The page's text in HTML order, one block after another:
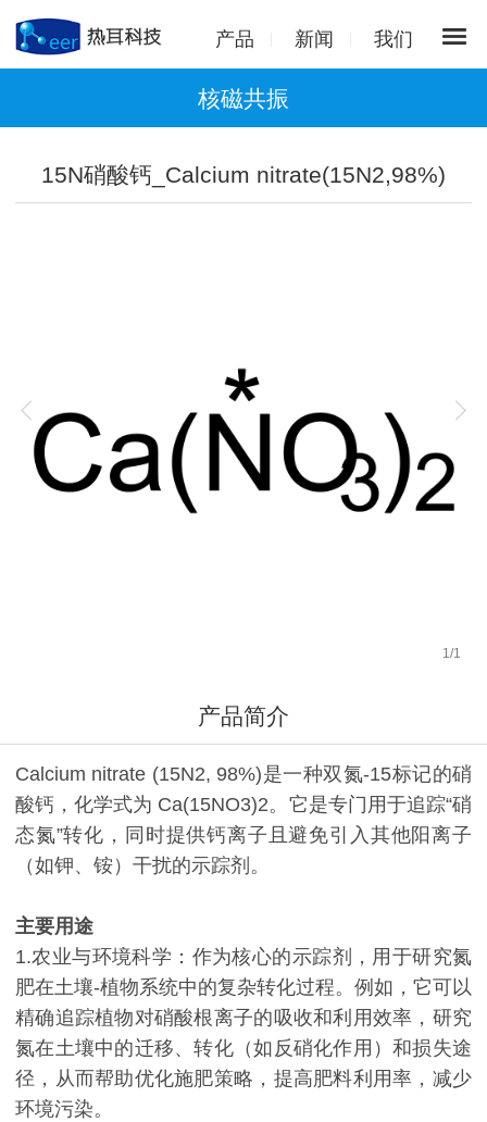
产品 新闻 我们
核磁共振
15N硝酸钙_Calcium nitrate(15N2,98%)
1 /1
产品简介
Calcium nitrate (15N2, 98%)是一种双氮-15标记的硝
酸钙，化学式为 Ca(15NO3)2。它是专门用于追踪“硝
态氮”转化，同时提供钙离子且避免引入其他阳离子
（如钾、铵）干扰的示踪剂。
主要用途
1.农业与环境科学：作为核心的示踪剂，用于研究氮
肥在土壤-植物系统中的复杂转化过程。例如，它可以
精确追踪植物对硝酸根离子的吸收和利用效率，研究
氮在土壤中的迁移、转化（如反硝化作用）和损失途
径，从而帮助优化施肥策略，提高肥料利用率，减少
环境污染。